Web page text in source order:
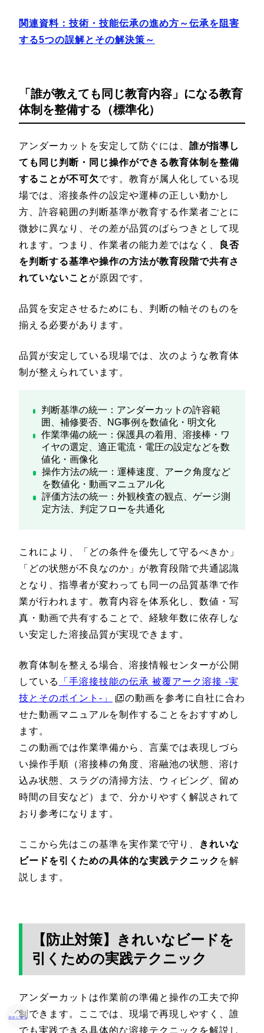
関連資料：技術・技能伝承の進め方～伝承を阻害
する5つの誤解とその解決策～
「誰が教えても同じ教育内容」になる教育
体制を整備する（標準化）
アンダーカットを安定して防ぐには、 誰が指導し
ても同じ判断・同じ操作ができる教育体制を整備
することが不可欠です。教育が属人化している現
場では、溶接条件の設定や運棒の正しい動かし
方、許容範囲の判断基準が教育する作業者ごとに
微妙に異なり、その差が品質のばらつきとして現
れます。つまり、作業者の能力差ではなく、
良否
を判断する基準や操作の方法が教育段階で共有さ
れていないこと が原因です。
品質を安定させるためにも、判断の軸そのものを
揃える必要があります。
品質が安定している現場では、次のような教育体
制が整えられています。
判断基準の統一：アンダーカットの許容範
囲、補修要否、NG事例を数値化・明文化
作業準備の統一：保護具の着用、溶接棒・ワ
イヤの選定、適正電流・電圧の設定などを数
値化・画像化
操作方法の統一：運棒速度、アーク角度など
を数値化・動画マニュアル化
評価方法の統一：外観検査の観点、ゲージ測
定方法、判定フローを共通化
これにより、「どの条件を優先して守るべきか」
「どの状態が不良なのか」が教育段階で共通認識
となり、指導者が変わっても同一の品質基準で作
業が行われます。教育内容を体系化し、数値・写
真・動画で共有することで、経験年数に依存しな
い安定した溶接品質が実現できます。
教育体制を整える場合、溶接情報センターが公開
している
「手溶接技能の伝承 被覆アーク溶接 -実
技とそのポイント-」
の動画を参考に自社に合わ
せた動画マニュアルを制作することをおすすめし
ます。
この動画では作業準備から、言葉では表現しづら
い操作手順（溶接棒の角度、溶融池の状態、溶け
込み状態、スラグの清掃方法、ウィビング、留め
時間の目安など）まで、分かりやすく解説されて
おり参考になります。
ここから先はこの基準を実作業で守り、
きれいな
ビードを引くための具体的な実践テクニック を解
説します。
【防止対策】きれいなビードを
引くための実践テクニック
アンダーカットは作業前の準備と操作の工夫で抑
制できます。ここでは、現場で再現しやすく、誰
でも実践できる具体的な溶接テクニックを解説し
目次に戻る